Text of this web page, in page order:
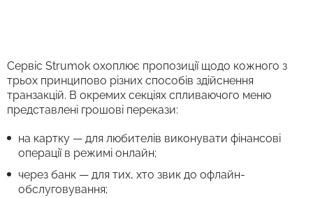
Сервіс Strumok охоплює пропозиції щодо кожного з
трьох принципово різних способів здійснення
транзакцій. В окремих секціях спливаючого меню
представлені грошові перекази:
на картку — для любителів виконувати фінансові
операції в режимі онлайн;
через банк — для тих, хто звик до офлайн-
обслуговування;